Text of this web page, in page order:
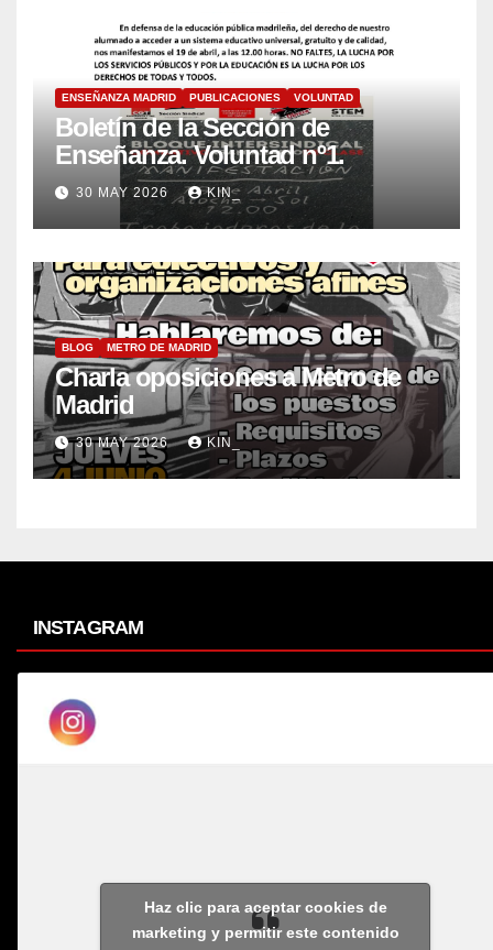
ENSEÑANZA MADRID PUBLICACIONES VOLUNTAD
Boletín de la Sección de
Enseñanza. Voluntad nº1.
30 MAY 2026 KIN_
BLOG METRO DE MADRID
Charla oposiciones a Metro de
Madrid
30 MAY 2026 KIN_
INSTAGRAM
Haz clic para aceptar cookies de
marketing y permitir este contenido